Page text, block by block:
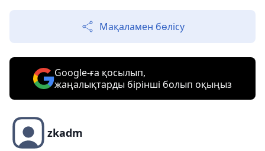
Мақаламен бөлісу
Google-ға қосылып,
жаңалықтарды бірінші болып оқыңыз
zkadm